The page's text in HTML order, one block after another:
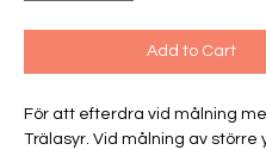
Add to Cart
För att efterdra vid målning
Trälasyr. Vid målning av större